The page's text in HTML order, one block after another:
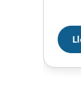
teniu
finals